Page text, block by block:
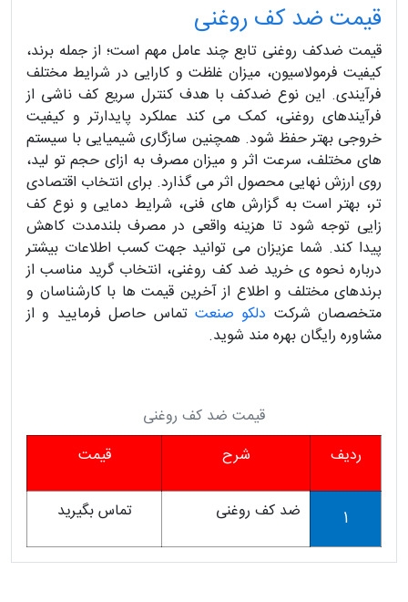
قیمت ضد کف روغنی
قیمت ضدکف روغنی تابع چند عامل مهم است؛ از جمله برند،
کیفیت فرمولاسیون، میزان غلظت و کارایی در شرایط مختلف
فرآیندی. این نوع ضدکف با هدف کنترل سریع کف ناشی از
فرآیندهای روغنی، کمک می کند عملکرد پایدارتر و کیفیت
خروجی بهتر حفظ شود. همچنین سازگاری شیمیایی با سیستم
های مختلف، سرعت اثر و میزان مصرف به ازای حجم تو لید،
روی ارزش نهایی محصول اثر می گذارد. برای انتخاب اقتصادی
تر، بهتر است به گزارش های فنی، شرایط دمایی و نوع کف
زایی توجه شود تا هزینه واقعی در مصرف بلندمدت کاهش
پیدا کند. شما عزیزان می توانید جهت کسب اطلاعات بیشتر
درباره نحوه ی خرید ضد کف روغنی، انتخاب گرید مناسب از
برندهای مختلف و اطلاع از آخرین قیمت ها با کارشناسان و
متخصصان شرکت دلکو صنعت تماس حاصل فرمایید و از
مشاوره رایگان بهره مند شوید.
قیمت ضد کف روغنی
ردیف
شرح قیمت
1 ضد کف روغنی تماس بگیرید